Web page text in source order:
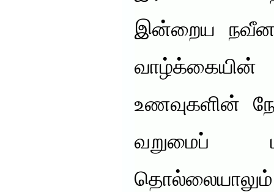
இன்றைய நவீன
உணவுகளின்
வறுமைப்